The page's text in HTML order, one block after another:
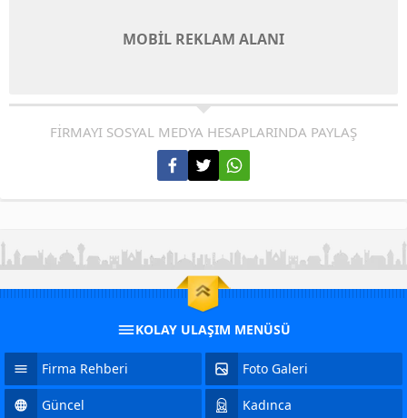
MOBİL REKLAM ALANI
FİRMAYI SOSYAL MEDYA HESAPLARINDA PAYLAŞ
KOLAY ULAŞIM MENÜSÜ
Firma Rehberi Foto Galeri
Güncel Kadınca